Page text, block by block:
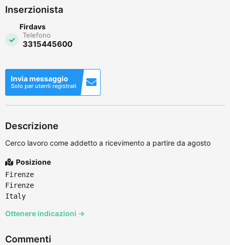
Inserzionista
Firdavs
Telefono
3315445600
Invia messaggio
Solo per utenti registrati
Descrizione
Cerco lavoro come addetto a ricevimento a partire da agosto
Posizione
Firenze
Firenze
Italy
Ottenere indicazioni →
Commenti